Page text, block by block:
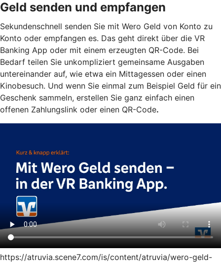
Geld senden und empfangen
Sekundenschnell senden Sie mit Wero Geld von Konto zu
Konto oder empfangen es. Das geht direkt über die VR
Banking App oder mit einem erzeugten QR-Code. Bei
Bedarf teilen Sie unkompliziert gemeinsame Ausgaben
untereinander auf, wie etwa ein Mittagessen oder einen
Kinobesuch. Und wenn Sie einmal zum Beispiel Geld für ein
Geschenk sammeln, erstellen Sie ganz einfach einen
offenen Zahlungslink oder einen QR-Code.
https://atruvia.scene7.com/is/content/atruvia/wero-geld-